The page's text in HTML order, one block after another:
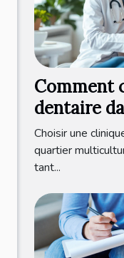
Comment
dentaire
Choisir une
quartier
tant...